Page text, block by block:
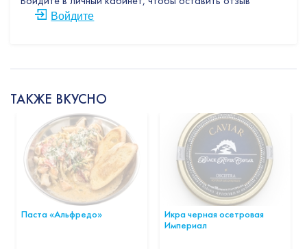
Войдите
ТАКЖЕ ВКУСНО
Паста «Альфредо»
Икра черная осетровая
Империал